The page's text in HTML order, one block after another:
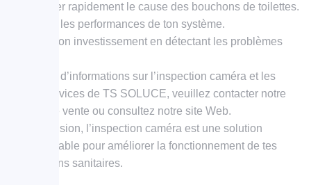
Déterminer rapidement le cause des bouchons de toilettes.
Optimiser les performances de ton système.
Protéger ton investissement en détectant les problèmes
Pour plus d’informations sur l’inspection caméra et les
autres services de TS SOLUCE, veuillez contacter notre
équipe de vente ou consultez notre site Web.
En conclusion, l’inspection caméra est une solution
indispensable pour améliorer la fonctionnement de tes
installations sanitaires.